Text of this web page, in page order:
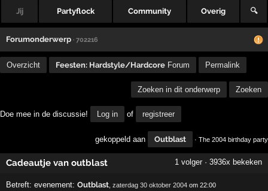
Jij Partyflock Community Overig 🔍
Forumonderwerp · 702216
Overzicht Feesten: Hardstyle/Hardcore Forum Permalink
Zoeken in dit onderwerp Zoeken
Doe mee in de discussie! Log in of registreer
gekoppeld aan Outblast · The 2004 birthday party
Cadeautje van outblast 1 volger · 3936x bekeken
Betreft:evenement:Outblast ,zaterdag 30 oktober 2004 om 22:00